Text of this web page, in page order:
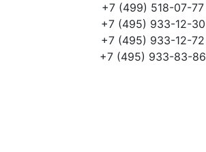
+7 (499) 518-07-77
+7 (495) 933-12-30
+7 (495) 933-12-72
+7 (495) 933-83-86